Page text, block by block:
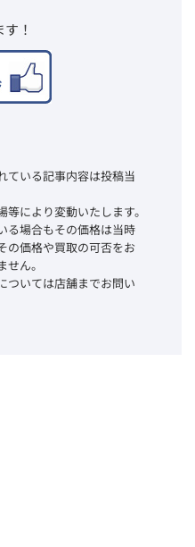
！
ている記事内容は投稿当
により変動いたします。
る場合もその価格は当時
の価格や買取の可否をお
ん。
ついては店舗までお問い